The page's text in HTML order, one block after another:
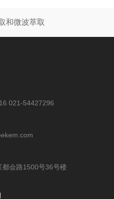
和微波萃取
021-54427296
都会路1500号36号楼